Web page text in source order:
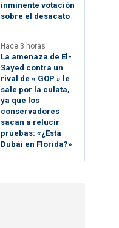
inminente votación
sobre el desacato
Hace 3 horas
La amenaza de El-
Sayed contra un
rival de « GOP » le
sale por la culata,
ya que los
conservadores
sacan a relucir
pruebas: «¿Está
Dubái en Florida?»